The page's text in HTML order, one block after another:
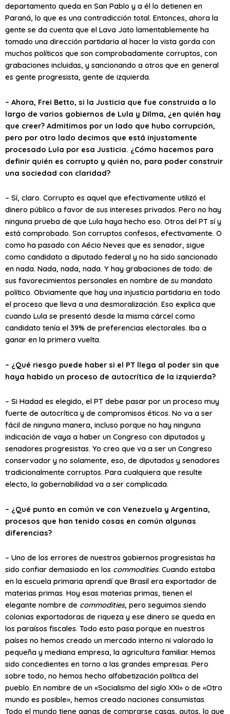
departamento queda en San Pablo y a él lo detienen en
Paraná, lo que es una contradicción total. Entonces, ahora la
gente se da cuenta que el Lava Jato lamentablemente ha
tomado una dirección partidaria al hacer la vista gorda con
muchos políticos que son comprobadamente corruptos, con
grabaciones incluidas, y sancionando a otros que en general
es gente progresista, gente de izquierda.
– Ahora, Frei Betto, si la Justicia que fue construida a lo
largo de varios gobiernos de Lula y Dilma, ¿en quién hay
que creer? Admitimos por un lado que hubo corrupción,
pero por otro lado decimos que está injustamente
procesado Lula por esa Justicia. ¿Cómo hacemos para
definir quién es corrupto y quién no, para poder construir
una sociedad con claridad?
– Sí, claro. Corrupto es aquel que efectivamente utilizó el
dinero público a favor de sus intereses privados. Pero no hay
ninguna prueba de que Lula haya hecho eso. Otros del PT sí y
está comprobado. Son corruptos confesos, efectivamente. O
como ha pasado con Aécio Neves que es senador, sigue
como candidato a diputado federal y no ha sido sancionado
en nada. Nada, nada, nada. Y hay grabaciones de todo: de
sus favorecimientos personales en nombre de su mandato
político. Obviamente que hay una injusticia partidaria en todo
el proceso que lleva a una desmoralización. Eso explica que
cuando Lula se presentó desde la misma cárcel como
candidato tenía el 39% de preferencias electorales. Iba a
ganar en la primera vuelta.
– ¿Qué riesgo puede haber si el PT llega al poder sin que
haya habido un proceso de autocrítica de la izquierda?
– Si Hadad es elegido, el PT debe pasar por un proceso muy
fuerte de autocrítica y de compromisos éticos. No va a ser
fácil de ninguna manera, incluso porque no hay ninguna
indicación de vaya a haber un Congreso con diputados y
senadores progresistas. Yo creo que va a ser un Congreso
conservador y no solamente, eso, de diputados y senadores
tradicionalmente corruptos. Para cualquiera que resulte
electo, la gobernabilidad va a ser complicada.
– ¿Qué punto en común ve con Venezuela y Argentina,
procesos que han tenido cosas en común algunas
diferencias?
– Uno de los errores de nuestros gobiernos progresistas ha
sido confiar demasiado en los commodities. Cuando estaba
en la escuela primaria aprendí que Brasil era exportador de
materias primas. Hoy esas materias primas, tienen el
elegante nombre de commodities, pero seguimos siendo
colonias exportadoras de riqueza y ese dinero se queda en
los paraísos fiscales. Todo esto pasa porque en nuestros
países no hemos creado un mercado interno ni valorado la
pequeña y mediana empresa, la agricultura familiar. Hemos
sido concedientes en torno a las grandes empresas. Pero
sobre todo, no hemos hecho alfabetización política del
pueblo. En nombre de un «Socialismo del siglo XXI» o de «Otro
mundo es posible», hemos creado naciones consumistas.
Todo el mundo tiene ganas de comprarse casas, autos, lo que